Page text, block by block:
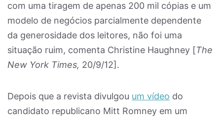
com uma tiragem de apenas 200 mil cópias e um
modelo de negócios parcialmente dependente
da generosidade dos leitores, não foi uma
situação ruim, comenta Christine Haughney [The
New York Times, 20/9/12].
Depois que a revista divulgou um vídeo do
candidato republicano Mitt Romney em um